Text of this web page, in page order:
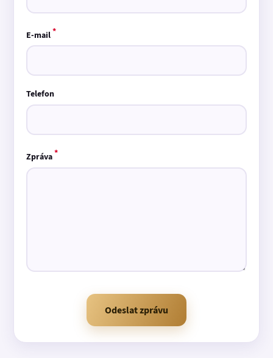
E-mail*
Telefon
Zpráva*
Odeslat zprávu